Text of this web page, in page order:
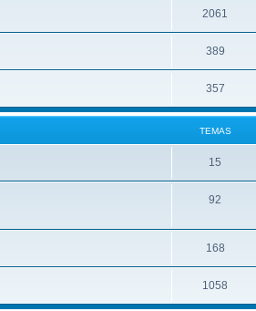
2061
389
357
TEMAS
15
92
168
1058